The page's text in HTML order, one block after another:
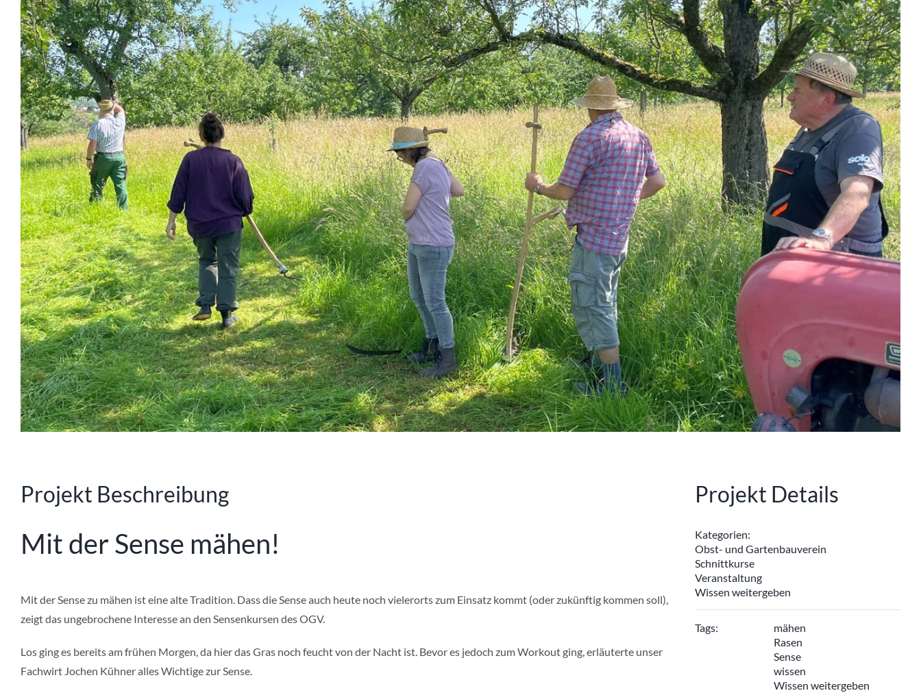
Projekt Beschreibung
Mit der Sense mähen!
Mit der Sense zu mähen ist eine alte Tradition. Dass die Sense auch heute noch vielerorts zum Einsatz kommt (oder zukünftig kommen soll),
zeigt das ungebrochene Interesse an den Sensenkursen des OGV.
Los ging es bereits am frühen Morgen, da hier das Gras noch feucht von der Nacht ist. Bevor es jedoch zum Workout ging, erläuterte unser
Fachwirt Jochen Kühner alles Wichtige zur Sense.
Projekt Details
Kategorien:
Obst- und Gartenbauverein
Schnittkurse
Veranstaltung
Wissen weitergeben
Tags:
mähen
Rasen
Sense
wissen
Wissen weitergeben